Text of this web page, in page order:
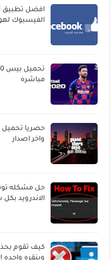
افضل تطبيق
الفيسبوك
مباشره
واخر اصدار
الاندرويد
كيف تقوم